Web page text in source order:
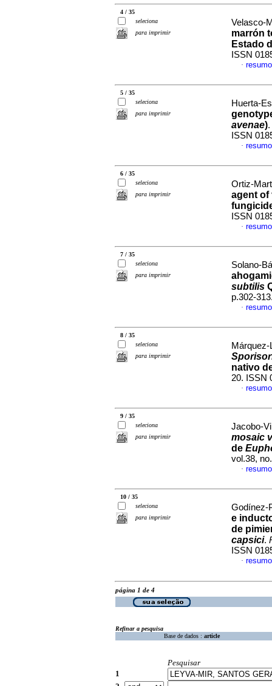
4 / 35
seleciona
para imprimir
Velasco-
marrón
Estado
ISSN
·
5 / 35
seleciona
para imprimir
Huerta-
avenae).
ISSN
·
6 / 35
seleciona
para imprimir
Ortiz-
agent of
ISSN
·
7 / 35
seleciona
para imprimir
Solano-
subtilis
p.302-
·
8 / 35
seleciona
para imprimir
nativo
20. ISSN
·
9 / 35
seleciona
para imprimir
Jacobo-
mosaic
de
vol.38,
·
10 / 35
seleciona
para imprimir
Godínez-
e
de
capsici.
ISSN
·
página 1 de 4
Refinar a pesquisa
Base de dados : article
Pesquisar
1